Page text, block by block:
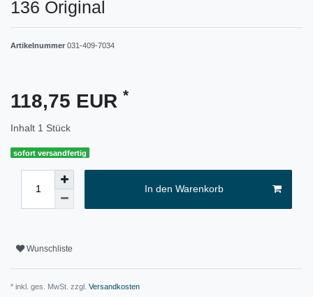
136 Original
Artikelnummer 031-409-7034
118,75 EUR *
Inhalt 1 Stück
sofort versandfertig
In den Warenkorb
Wunschliste
* inkl. ges. MwSt. zzgl. Versandkosten